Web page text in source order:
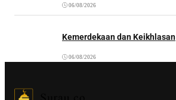
06/08/2026
Kemerdekaan dan Keikhlasan
06/08/2026